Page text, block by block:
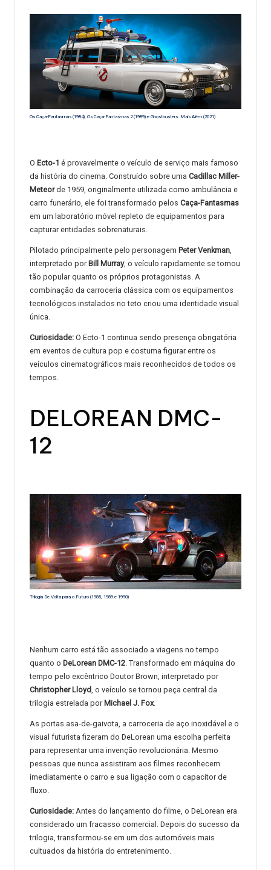
Os Caça-Fantasmas (1984), Os Caça-Fantasmas 2 (1989) e Ghostbusters: Mais Além (2021)
O Ecto-1 é provavelmente o veículo de serviço mais famoso
da história do cinema. Construído sobre uma Cadillac Miller-
Meteorde 1959, originalmente utilizada como ambulância e
carro funerário, ele foi transformado pelos Caça-Fantasmas
em um laboratório móvel repleto de equipamentos para
capturar entidades sobrenaturais.
Pilotado principalmente pelo personagem Peter Venkman
interpretado por Bill Murray, o veículo rapidamente se tornou
tão popular quanto os próprios protagonistas. A
combinação da carroceria clássica com os equipamentos
tecnológicos instalados no teto criou uma identidade visual
única.
Curiosidade: O Ecto-1 continua sendo presença obrigatória
em eventos de cultura pop e costuma figurar entre os
veículos cinematográficos mais reconhecidos de todos os
tempos.
DELOREAN DMC-
12
Trilogia De Volta para o Futuro (1985, 1989 e 1990)
Nenhum carro está tão associado a viagens no tempo
quanto o DeLorean DMC-12 . Transformado em máquina do
tempo pelo excêntrico Doutor Brown, interpretado por
Christopher Lloyd , o veículo se tornou peça central da
trilogia estrelada por Michael J. Fox.
As portas asa-de-gaivota, a carroceria de aço inoxidável e o
visual futurista fizeram do DeLorean uma escolha perfeita
para representar uma invenção revolucionária. Mesmo
pessoas que nunca assistiram aos filmes reconhecem
imediatamente o carro e sua ligação com o capacitor de
fluxo.
Curiosidade: Antes do lançamento do filme, o DeLorean era
considerado um fracasso comercial. Depois do sucesso da
trilogia, transformou-se em um dos automóveis mais
cultuados da história do entretenimento.